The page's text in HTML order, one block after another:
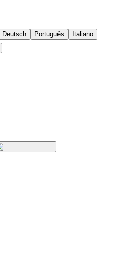
Deutsch Português
Italiano